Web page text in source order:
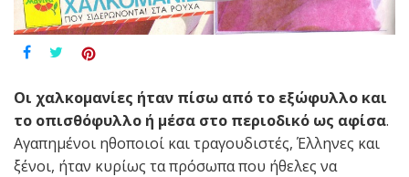
Οι χαλκομανίες ήταν πίσω από το εξώφυλλο και
το οπισθόφυλλο ή μέσα στο περιοδικό ως αφίσα.
Αγαπημένοι ηθοποιοί και τραγουδιστές, Έλληνες και
ξένοι, ήταν κυρίως τα πρόσωπα που ήθελες να